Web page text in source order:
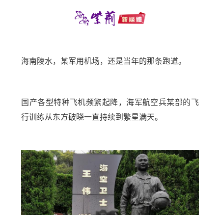
海南陵水，某军用机场，还是当年的那条跑道。
国产各型特种飞机频繁起降，海军航空兵某部的飞
行训练从东方破晓一直持续到繁星满天。